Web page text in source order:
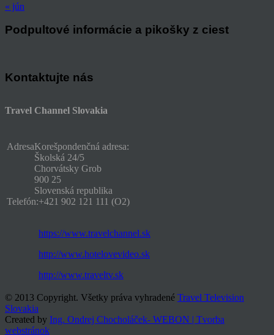
« jún
Podpultové informácie a pikošky z ciest
Kontaktujte nás
Travel Channel Slovakia
AdresaKorešpondenčná adresa:
Školská 24/5
Chorvátsky Grob
900 25
Slovenská republika
Telefón:+421 902 121 111 (O2)
https://www.travelchannel.sk
http://www.hotelovevideo.sk
http://www.traveltv.sk
© 2013 Copyright. Všetky práva vyhradené Travel Television
Slovakia
Created by Ing. Ondrej Chocholáček- WEBON | Tvorba
webstránok